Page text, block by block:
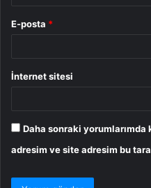
E-posta *
İnternet sitesi
Daha sonraki yorumlarımda
adresim ve site adresim bu